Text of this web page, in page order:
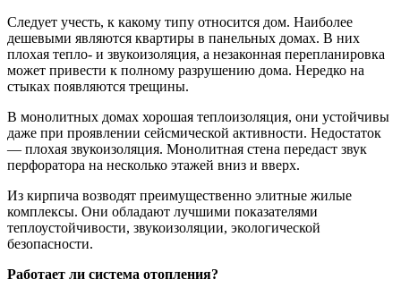
Следует учесть, к какому типу относится дом. Наиболее
дешевыми являются квартиры в панельных домах. В них
плохая тепло- и звукоизоляция, а незаконная перепланировка
может привести к полному разрушению дома. Нередко на
стыках появляются трещины.
В монолитных домах хорошая теплоизоляция, они устойчивы
даже при проявлении сейсмической активности. Недостаток
— плохая звукоизоляция. Монолитная стена передаст звук
перфоратора на несколько этажей вниз и вверх.
Из кирпича возводят преимущественно элитные жилые
комплексы. Они обладают лучшими показателями
теплоустойчивости, звукоизоляции, экологической
безопасности.
Работает ли система отопления?